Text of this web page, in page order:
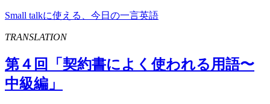
Small talkに使える、今日の一言英語
TRANSLATION
第４回「契約書によく使われる用語〜
中級編」